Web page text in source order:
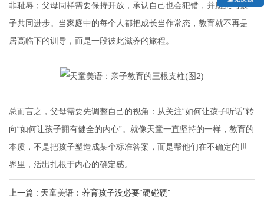
非耻辱；父母同样需要保持开放，承认自己也会犯错，并愿意与孩
子共同进步。当家庭中的每个人都把成长当作常态，教育就不再是
居高临下的训导，而是一段彼此滋养的旅程。
总而言之，父母需要先调整自己的视角：从关注“如何让孩子听话”转
向“如何让孩子拥有健全的内心”。就像天童一直坚持的一样，教育的
本质，不是把孩子塑造成某个标准答案，而是帮他们在不确定的世
界里，活出扎根于内心的确定感。
上一篇 : 天童美语：养育孩子没必要“硬碰硬”